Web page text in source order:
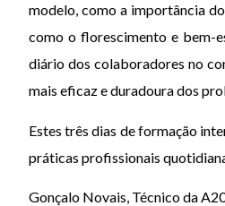
modelo, como a importância
como o florescimento e bem-
diário dos colaboradores no
mais eficaz e duradoura dos
Estes três dias de formação
práticas profissionais
Gonçalo Novais, Técnico da